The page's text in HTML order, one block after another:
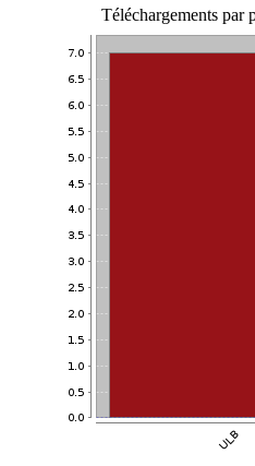
Téléchargements par